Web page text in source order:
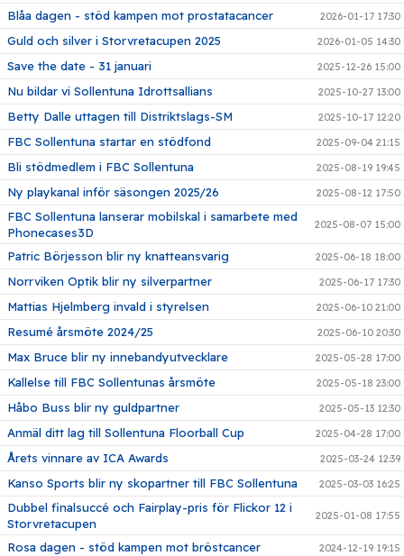
Blåa dagen - stöd kampen mot prostatacancer 2026-01-17 17:30
Guld och silver i Storvretacupen 2025 2026-01-05 14:30
Save the date - 31 januari 2025-12-26 15:00
Nu bildar vi Sollentuna Idrottsallians 2025-10-27 13:00
Betty Dalle uttagen till Distriktslags-SM 2025-10-17 12:20
FBC Sollentuna startar en stödfond 2025-09-04 21:15
Bli stödmedlem i FBC Sollentuna 2025-08-19 19:45
Ny playkanal inför säsongen 2025/26 2025-08-12 17:50
FBC Sollentuna lanserar mobilskal i samarbete med
Phonecases3D
2025-08-07 15:00
Patric Börjesson blir ny knatteansvarig 2025-06-18 18:00
Norrviken Optik blir ny silverpartner 2025-06-17 17:30
Mattias Hjelmberg invald i styrelsen 2025-06-10 21:00
Resumé årsmöte 2024/25 2025-06-10 20:30
Max Bruce blir ny innebandyutvecklare 2025-05-28 17:00
Kallelse till FBC Sollentunas årsmöte 2025-05-18 23:00
Håbo Buss blir ny guldpartner 2025-05-13 12:30
Anmäl ditt lag till Sollentuna Floorball Cup 2025-04-28 17:00
Årets vinnare av ICA Awards 2025-03-24 12:39
Kanso Sports blir ny skopartner till FBC Sollentuna 2025-03-03 16:25
Dubbel finalsuccé och Fairplay-pris för Flickor 12 i
Storvretacupen
2025-01-08 17:55
Rosa dagen - stöd kampen mot bröstcancer 2024-12-19 19:15